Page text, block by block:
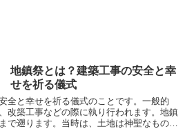
地鎮祭とは？建築工事の安全と幸
せを祈る儀式
全と幸せを祈る儀式のことです。一般的
改築工事などの際に執り行われます。地鎮
で遡ります。当時は、土地は神聖なものと